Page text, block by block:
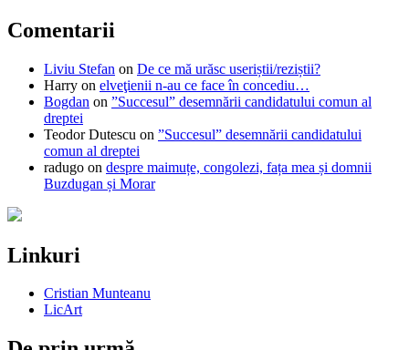
Comentarii
Liviu Stefan on De ce mă urăsc useriștii/reziștii?
Harry on elveţienii n-au ce face în concediu…
Bogdan on ”Succesul” desemnării candidatului comun al
dreptei
Teodor Dutescu on ”Succesul” desemnării candidatului
comun al dreptei
radugo on despre maimuțe, congolezi, fața mea și domnii
Buzdugan și Morar
Linkuri
Cristian Munteanu
LicArt